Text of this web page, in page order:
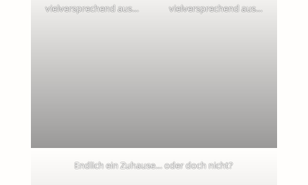
vielversprechend aus…
vielversprechend aus…
Endlich ein Zuhause… oder doch nicht?